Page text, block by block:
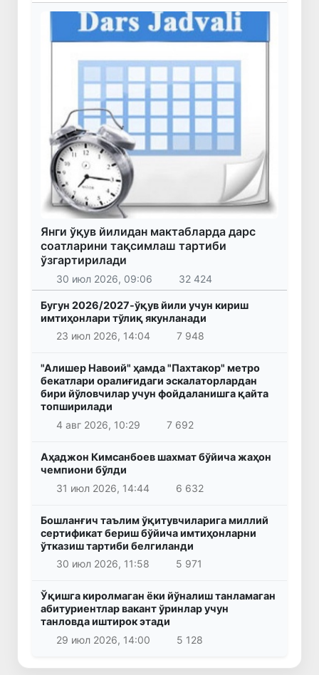
Янги ўқув йилидан мактабларда дарс
соатларини тақсимлаш тартиби
ўзгартирилади
30 июл 2026, 09:06 32 424
Бугун 2026/2027-ўқув йили учун кириш
имтиҳонлари тўлиқ якунланади
23 июл 2026, 14:04
7 948
"Алишер Навоий" ҳамда "Пахтакор" метро
бекатлари оралиғидаги эскалаторлардан
бири йўловчилар учун фойдаланишга қайта
топширилади
4 авг 2026, 10:29
7 692
Аҳаджон Кимсанбоев шахмат бўйича жаҳон
чемпиони бўлди
31 июл 2026, 14:44
6 632
Бошланғич таълим ўқитувчиларига миллий
сертификат бериш бўйича имтиҳонларни
ўтказиш тартиби белгиланди
30 июл 2026, 11:58
5 971
Ўқишга киролмаган ёки йўналиш танламаган
абитуриентлар вакант ўринлар учун
танловда иштирок этади
29 июл 2026, 14:00
5 128